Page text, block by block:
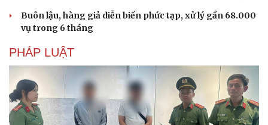
Sức khỏe
Dinh dưỡng - món ngon
Cây thuốc
Sản phụ khoa
Nhi khoa
Đời sống
Nhà đẹp
Tình yêu - Gia đình
Buôn lậu, hàng giả diễn biến phức tạp, xử lý gần 68.000
vụ trong 6 tháng
PHÁP LUẬT